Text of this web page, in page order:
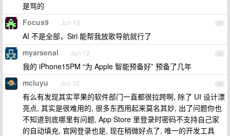
是骂的
27
Focus9 Jun 12
AI 不是全部，Siri 能帮我放歌导航就行了
28
myarsenal Jun 12
我的 iPhone15PM “为 Apple 智能预备好” 预备了几年
29
mcluyu Jun 12
有么有发现其实苹果的软件部门一直都很拉跨啊, 除了 UI 设计漂
亮点, 其实是很难用的, 很多东西用起来莫名其妙, 出了问题你也
不知道到底哪里有问题, App Store 里登录时密码不支持自己家
的自动填充, 官网登录也是, 现在稍微好点了, 唯一的开发工具